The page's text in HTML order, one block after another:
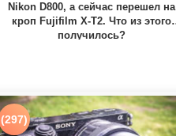
Nikon D800, а сейчас перешел на
кроп Fujifilm X-T2. Что из этого
получилось?
(297)